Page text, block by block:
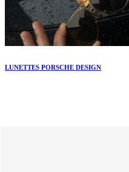
LUNETTES PORSCHE DESIGN